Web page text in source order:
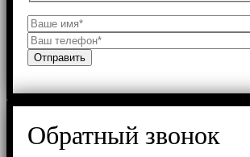
Обратный звонок